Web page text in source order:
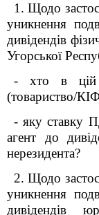
1. Щодо
уникнення
дивідендів
Угорської
- хто в цій
(товариство/
- яку ставку
агент до
нерезидента?
2. Щодо
уникнення
дивідендів